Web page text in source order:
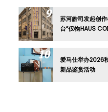
苏河皓司发起创
台“仅物HAUS
爱马仕举办2026
新品鉴赏活动